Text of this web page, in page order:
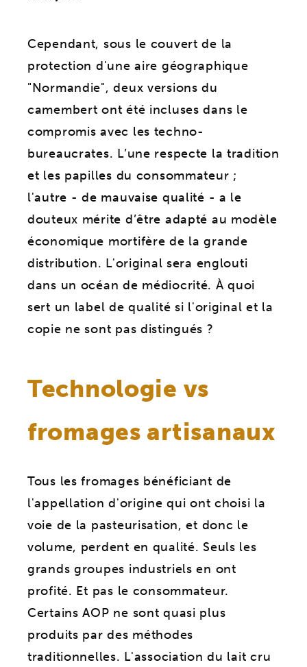
Cependant, sous le couvert de la
protection d'une aire géographique
"Normandie", deux versions du
camembert ont été incluses dans le
compromis avec les techno-
bureaucrates. L’une respecte la tradition
et les papilles du consommateur ;
l'autre - de mauvaise qualité - a le
douteux mérite d’être adapté au modèle
économique mortifère de la grande
distribution. L'original sera englouti
dans un océan de médiocrité. À quoi
sert un label de qualité si l'original et la
copie ne sont pas distingués ?
Technologie vs
fromages artisanaux
Tous les fromages bénéficiant de
l'appellation d'origine qui ont choisi la
voie de la pasteurisation, et donc le
volume, perdent en qualité. Seuls les
grands groupes industriels en ont
profité. Et pas le consommateur.
Certains AOP ne sont quasi plus
produits par des méthodes
traditionnelles. L'association du lait cru